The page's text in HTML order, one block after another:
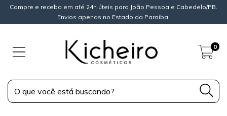
Compre e receba em até 24h úteis para João Pessoa e Cabedelo/PB.
Envios apenas no Estado da Paraíba.
0